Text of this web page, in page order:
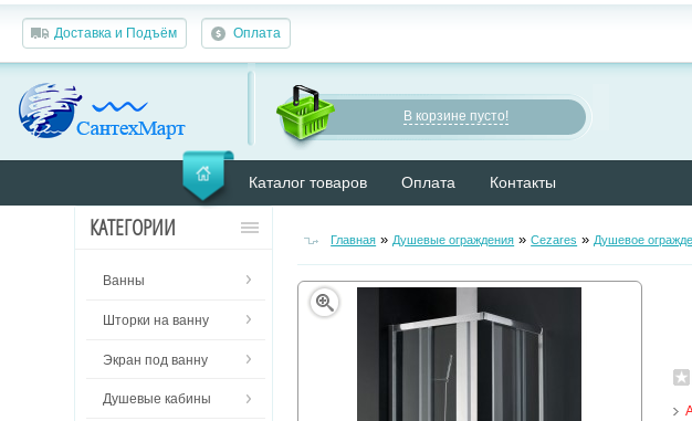
Доставка и Подъём Оплата
В корзине пусто!
Каталог товаров Оплата Контакты
КАТЕГОРИИ
Ванны
Шторки на ванну
Экран под ванну
Душевые кабины
Главная »Душевые ограждения »Cezares »Душевое